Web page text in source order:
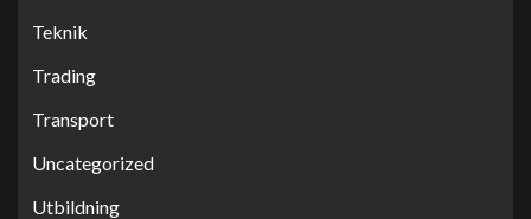
Teknik
Trading
Transport
Uncategorized
Utbildning